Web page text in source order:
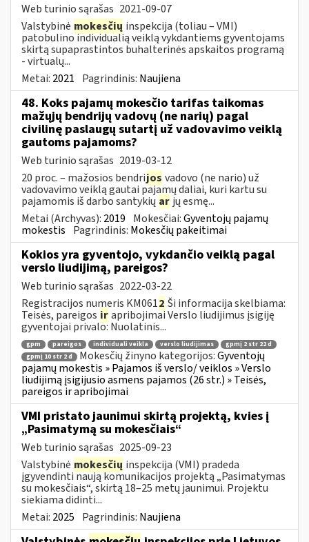
Web turinio sąrašas 2021-09-07
Valstybinė mokesčių inspekcija (toliau – VMI)
patobulino individualią veiklą vykdantiems gyventojams
skirtą supaprastintos buhalterinės apskaitos programą
- virtualų...
Metai: 2021 Pagrindinis: Naujiena
48. Koks pajamų mokesčio tarifas taikomas
mažųjų bendrijų vadovų (ne narių) pagal
civilinę paslaugų sutartį už vadovavimo veiklą
gautoms pajamoms?
Web turinio sąrašas 2019-03-12
20 proc. – mažosios bendrijos vadovo (ne nario) už
vadovavimo veiklą gautai pajamų daliai, kuri kartu su
pajamomis iš darbo santykių ar jų esmę...
Metai (Archyvas): 2019 Mokesčiai:Gyventojų pajamų
mokestis Pagrindinis: Mokesčių pakeitimai
Kokios yra gyventojo, vykdančio veiklą pagal
verslo liudijimą, pareigos?
Web turinio sąrašas 2022-03-22
Registracijos numeris KM0612 Ši informacija skelbiama:
Teisės, pareigos irapribojimai Verslo liudijimus įsigiję
gyventojai privalo: Nuolatinis...
gpm pareigos individuali veikla verslo liudijimas
gpmį 2 str 22 d
gpmį 10 str 2 d
Mokesčių žinyno kategorijos:Gyventojų
pajamų mokestis » Pajamos iš verslo/ veiklos » Verslo
liudijimą įsigijusio asmens pajamos (26 str.) » Teisės,
pareigos ir apribojimai
VMI pristato jaunimui skirtą projektą, kvies į
„Pasimatymą su mokesčiais“
Web turinio sąrašas 2025-09-23
Valstybinė mokesčių inspekcija (VMI) pradeda
įgyvendinti naują komunikacijos projektą „Pasimatymas
su mokesčiais“, skirtą 18–25 metų jaunimui. Projektu
siekiama didinti...
Metai: 2025 Pagrindinis: Naujiena